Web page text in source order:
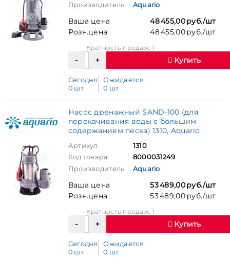
Производитель
Aquario
Ваша цена
48 455,00 руб./шт
Розн.цена
48 455,00 руб./шт
Кратность продаж: 1
Купить
Сегодня
0 шт
Ожидается
0 шт
Насос дренажный SAND-100 (для
перекачивания воды с большим
содержанием песка) 1310, Aquario
Артикул
1310
Код товара
8000031249
Производитель
Aquario
Ваша цена
53 489,00 руб./шт
Розн.цена
53 489,00 руб./шт
Кратность продаж: 1
Купить
Сегодня
0 шт
Ожидается
0 шт